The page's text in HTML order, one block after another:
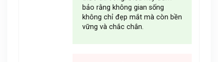
bảo rằng không gian sống
không chỉ đẹp mắt mà còn bền
vững và chắc chắn.